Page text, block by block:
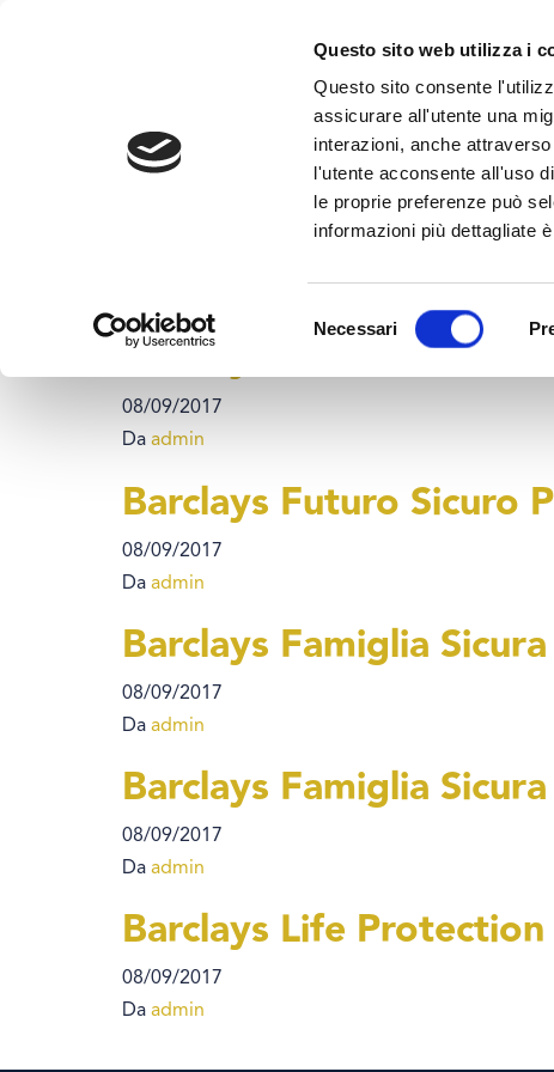
Questo sito web utilizza i
Questo sito consente
assicurare all'utente una
interazioni, anche
l'utente acconsente all'uso
le proprie preferenze può
informazioni più dettagliate
Necessari
Home>
Distributore:
Barclays Futuro Sicuro
08/09/2017
Da admin
Barclays Futuro Sicuro
08/09/2017
Da admin
Barclays Famiglia
08/09/2017
Da admin
Barclays Famiglia
08/09/2017
Da admin
Barclays Life Protection
08/09/2017
Da admin